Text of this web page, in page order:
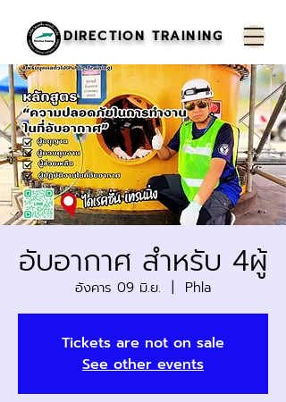
DIRECTION TRAINING
อับอากาศ สำหรับ 4ผู้
อังคาร 09 มิ.ย. Phla
Tickets are not on sale
See other events